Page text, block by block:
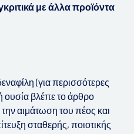
μεάλλαπροϊόντα
(για περισσότερες
ουσία βλέπετοάρθρο
τηναιμάτωση του πέος και
σταθερής, ποιοτικής